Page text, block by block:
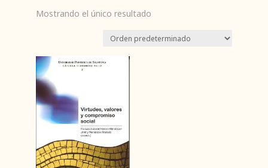
Mostrando el único resultado